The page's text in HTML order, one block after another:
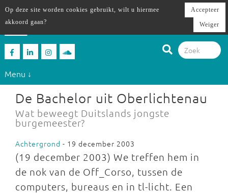
Menu ↓
De Bachelor uit Oberlichtenau
Wat beweegt Duitslands jongste
burgemeester?
Achtergrond - 19 december 2003
(19 december 2003) We treffen hem in
de nok van de Off_Corso, tussen de
computers, bureaus en in tl-licht. Een
Op deze site worden cookies gebruikt, wilt u hiermee
akkoord gaan?
Accepteer
Weiger